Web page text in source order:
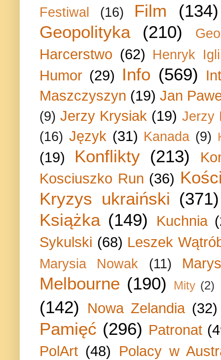
Festiwal (16) Film
(134)
Geopolityka
(210)
Harcerstwo (62) Henryk
Humor (29) Info (569)
Maszczyszyn (19) Jan
(9) Jerzy Krysiak (19) Jerzy
(16) Język (31) Kanada (9)
(19) Konflikty (213)
Kosciuszko Run (36)
Kryzys ukraiński (371)
Książka (149) Kuchnia
Sykulski (68) Leszek
Marysia Nowak (11)
Melbourne (190) Mity (2)
(142) Nowa Zelandia (32)
Pamięć (296) Patronat
PolArt (48) Polacy w